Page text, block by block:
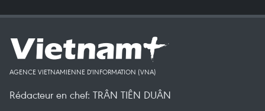
AGENCE VIETNAMIENNE D'INFORMATION (VNA)
Rédacteur en chef: TRÂN TIÊN DUÂN